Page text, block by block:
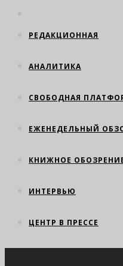
РЕДАКЦИОННАЯ
АНАЛИТИКА
СВОБОДНАЯ
ЕЖЕНЕДЕЛЬНЫЙ
КНИЖНОЕ
ИНТЕРВЬЮ
ЦЕНТР В ПРЕССЕ